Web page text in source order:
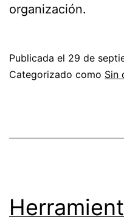
organización.
Publicada el 29 de
Categorizado como Sin